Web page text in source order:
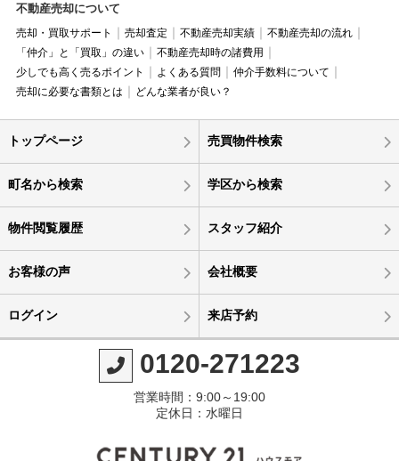
不動産売却について
売却・買取サポート 売却査定 不動産売却実績
不動産売却の流れ
「仲介」と「買取」の違い
不動産売却時の諸費用
少しでも高く売るポイント
よくある質問
仲介手数料について
売却に必要な書類とは
どんな業者が良い？
トップページ 売買物件検索
町名から検索 学区から検索
物件閲覧履歴 スタッフ紹介
お客様の声 会社概要
ログイン 来店予約
0120-271223
営業時間：9:00～19:00
定休日：水曜日